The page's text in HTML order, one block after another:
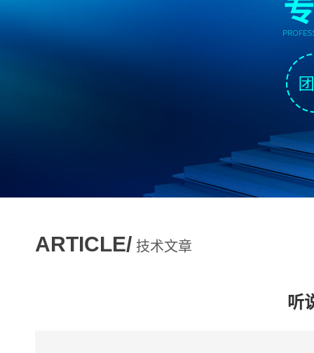
ARTICLE/ 技术文章
听